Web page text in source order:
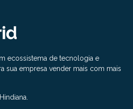
ecossistema de tecnologia e
sua empresa vender mais com mais